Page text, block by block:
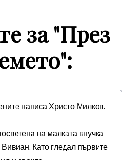
за "През
написа Христо Милков.
на малката внучка
Като гледал първите